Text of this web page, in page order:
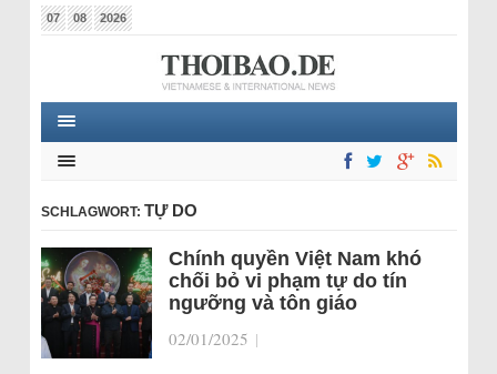
07 08 2026
SCHLAGWORT: TỰ DO
Chính quyền Việt Nam khó
chối bỏ vi phạm tự do tín
ngưỡng và tôn giáo
02/01/2025 |